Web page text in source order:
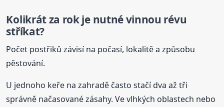
Kolikrát za rok je nutné vinnou révu
stříkat?
Počet postřiků závisí na počasí, lokalitě a způsobu
pěstování.
U jednoho keře na zahradě často stačí dva až tři
správně načasované zásahy. Ve vlhkých oblastech nebo